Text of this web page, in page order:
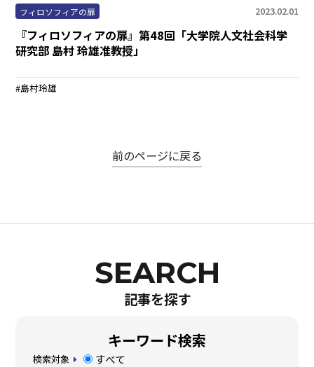
フィロソフィアの扉 2023.02.01
『フィロソフィアの扉』第48回「大学院人文社会科学
研究部 島村 玲雄准教授」
島村玲雄
前のページに戻る
記事を探す
キーワード検索
検索対象 すべて